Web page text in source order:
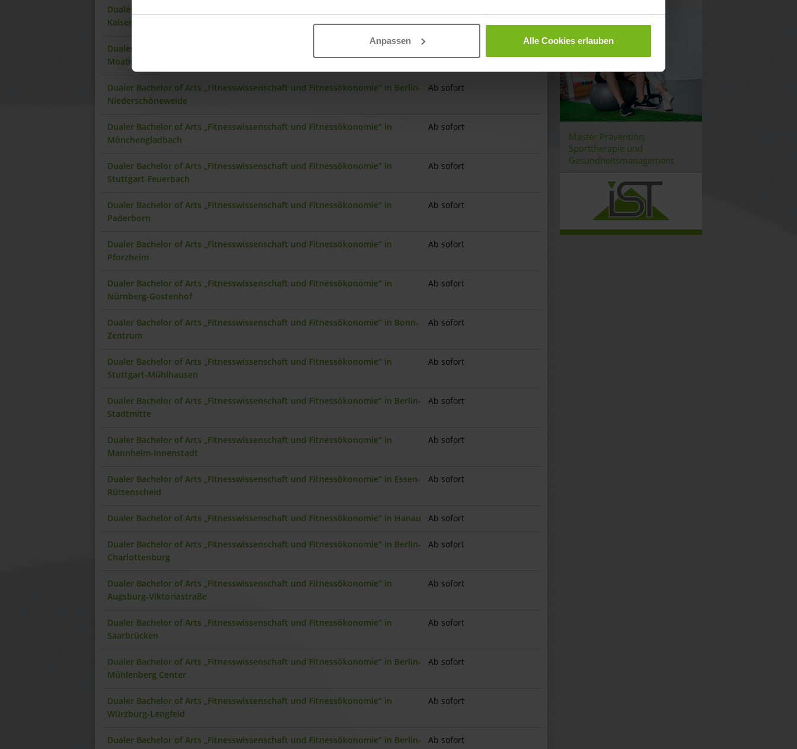
Anpassen Alle Cookies erlauben
Dualer Bachelor of Arts „Fitnesswissenschaft und Fitnessökonomie“ in
Kaiserslautern
Dualer Bachelor of Arts „Fitnesswissenschaft und Fitnessökonomie“ in Berlin-
Moabit
Dualer Bachelor of Arts „Fitnesswissenschaft und Fitnessökonomie“ in Berlin-
Niederschöneweide
Ab sofort
Dualer Bachelor of Arts „Fitnesswissenschaft und Fitnessökonomie“ in
Mönchengladbach
Ab sofort
Dualer Bachelor of Arts „Fitnesswissenschaft und Fitnessökonomie“ in
Stuttgart-Feuerbach
Ab sofort
Dualer Bachelor of Arts „Fitnesswissenschaft und Fitnessökonomie“ in
Paderborn
Ab sofort
Dualer Bachelor of Arts „Fitnesswissenschaft und Fitnessökonomie“ in
Pforzheim
Ab sofort
Dualer Bachelor of Arts „Fitnesswissenschaft und Fitnessökonomie“ in
Nürnberg-Gostenhof
Ab sofort
Dualer Bachelor of Arts „Fitnesswissenschaft und Fitnessökonomie“ in Bonn-
Zentrum
Ab sofort
Dualer Bachelor of Arts „Fitnesswissenschaft und Fitnessökonomie“ in
Stuttgart-Mühlhausen
Ab sofort
Dualer Bachelor of Arts „Fitnesswissenschaft und Fitnessökonomie“ in Berlin-
Stadtmitte
Ab sofort
Dualer Bachelor of Arts „Fitnesswissenschaft und Fitnessökonomie“ in
Mannheim-Innenstadt
Ab sofort
Dualer Bachelor of Arts „Fitnesswissenschaft und Fitnessökonomie“ in Essen-
Rüttenscheid
Ab sofort
Dualer Bachelor of Arts „Fitnesswissenschaft und Fitnessökonomie“ in Hanau Ab sofort
Dualer Bachelor of Arts „Fitnesswissenschaft und Fitnessökonomie“ in Berlin-
Charlottenburg
Ab sofort
Dualer Bachelor of Arts „Fitnesswissenschaft und Fitnessökonomie“ in
Augsburg-Viktoriastraße
Ab sofort
Dualer Bachelor of Arts „Fitnesswissenschaft und Fitnessökonomie“ in
Saarbrücken
Ab sofort
Dualer Bachelor of Arts „Fitnesswissenschaft und Fitnessökonomie“ in Berlin-
Mühlenberg Center
Ab sofort
Dualer Bachelor of Arts „Fitnesswissenschaft und Fitnessökonomie“ in
Würzburg-Lengfeld
Ab sofort
Dualer Bachelor of Arts „Fitnesswissenschaft und Fitnessökonomie“ in Berlin-
Ab sofort
Master Prävention,
Sporttherapie und
Gesundheitsmanagement